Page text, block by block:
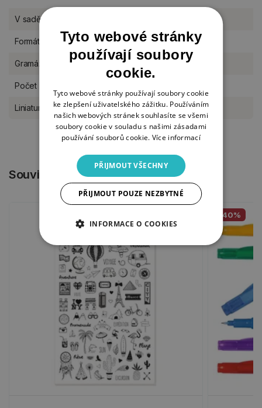
V sadě
Formát A6
Gramáž
Počet listů
Liniatura bloků linkovaný
Související produkty
-40%
Tyto webové stránky
používají soubory
cookie.
Tyto webové stránky používají soubory cookie
ke zlepšení uživatelského zážitku. Používáním
našich webových stránek souhlasíte se všemi
soubory cookie v souladu s našimi zásadami
používání souborů cookie. Více informací
PŘIJMOUT VŠECHNY
PŘIJMOUT POUZE NEZBYTNÉ
INFORMACE O COOKIES